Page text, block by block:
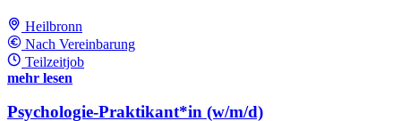
Heilbronn
Nach Vereinbarung
Teilzeitjob
mehr lesen
Psychologie-Praktikant*in (w/m/d)